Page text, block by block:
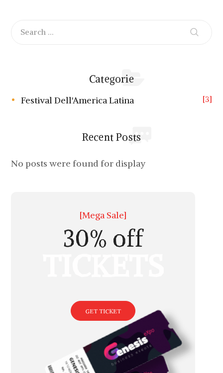
Categorie
Festival Dell'America Latina 3
Recent Posts
No posts were found for display
[Mega Sale]
30% off
GET TICKET